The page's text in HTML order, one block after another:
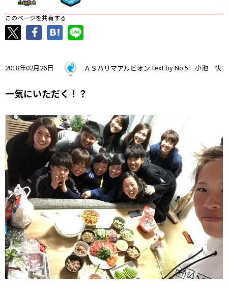
このページを共有する
2018年02月26日 ＡＳハリマアルビオン text by No.5 小池 快
一気にいただく！？